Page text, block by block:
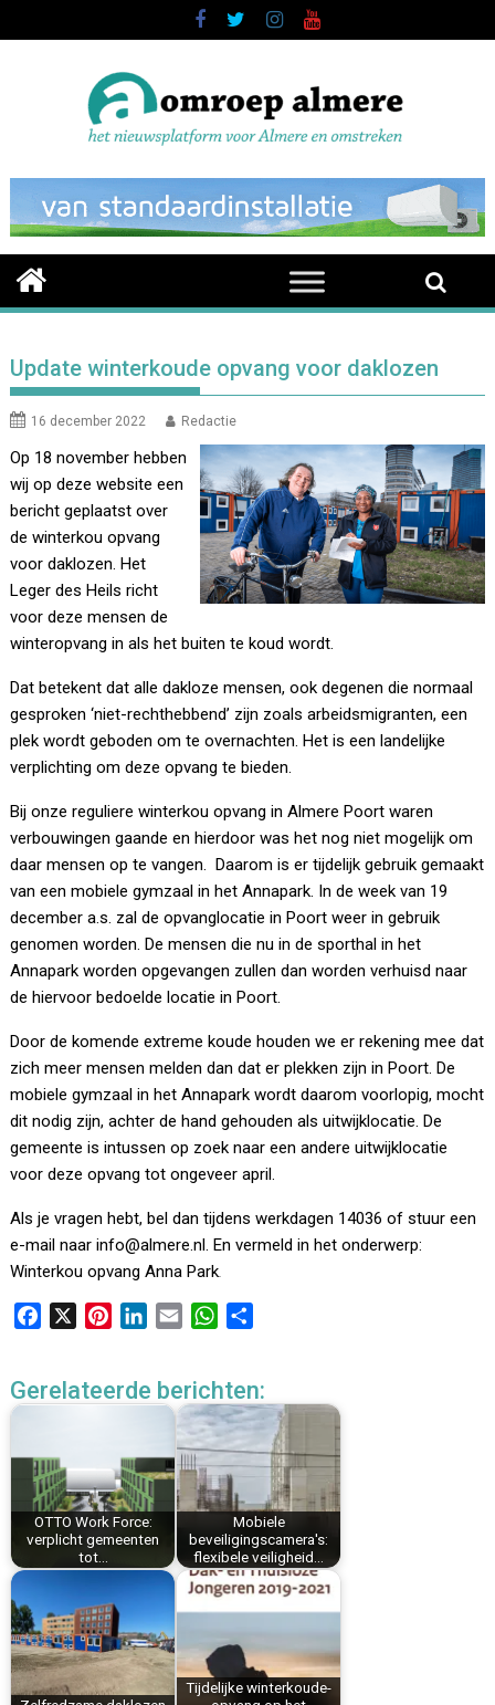
to
Update winterkoude opvang voor daklozen
16 december 2022 Redactie
Op 18 november hebben
wij op deze website een
bericht geplaatst over
de winterkou opvang
voor daklozen. Het
Leger des Heils richt
voor deze mensen de
winteropvang in als het buiten te koud wordt.
Dat betekent dat alle dakloze mensen, ook degenen die normaal
gesproken ‘niet-rechthebbend’ zijn zoals arbeidsmigranten, een
plek wordt geboden om te overnachten. Het is een landelijke
verplichting om deze opvang te bieden.
Bij onze reguliere winterkou opvang in Almere Poort waren
verbouwingen gaande en hierdoor was het nog niet mogelijk om
daar mensen op te vangen. Daarom is er tijdelijk gebruik gemaakt
van een mobiele gymzaal in het Annapark. In de week van 19
december a.s. zal de opvanglocatie in Poort weer in gebruik
genomen worden. De mensen die nu in de sporthal in het
Annapark worden opgevangen zullen dan worden verhuisd naar
de hiervoor bedoelde locatie in Poort.
Door de komende extreme koude houden we er rekening mee dat
zich meer mensen melden dan dat er plekken zijn in Poort. De
mobiele gymzaal in het Annapark wordt daarom voorlopig, mocht
dit nodig zijn, achter de hand gehouden als uitwijklocatie. De
gemeente is intussen op zoek naar een andere uitwijklocatie
voor deze opvang tot ongeveer april.
Als je vragen hebt, bel dan tijdens werkdagen 14036 of stuur een
e-mail naar info@almere.nl. En vermeld in het onderwerp:
Winterkou opvang Anna Park.
e
o
k
t
e
s
t
k
I
n
i
W
t
s
A
p
p
e
n
Gerelateerde berichten:
OTTO Work Force:
verplicht gemeenten
tot…
Mobiele
beveiligingscamera's:
flexibele veiligheid…
Tijdelijke winterkoude-